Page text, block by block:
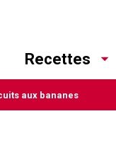
Recettes
aux bananes